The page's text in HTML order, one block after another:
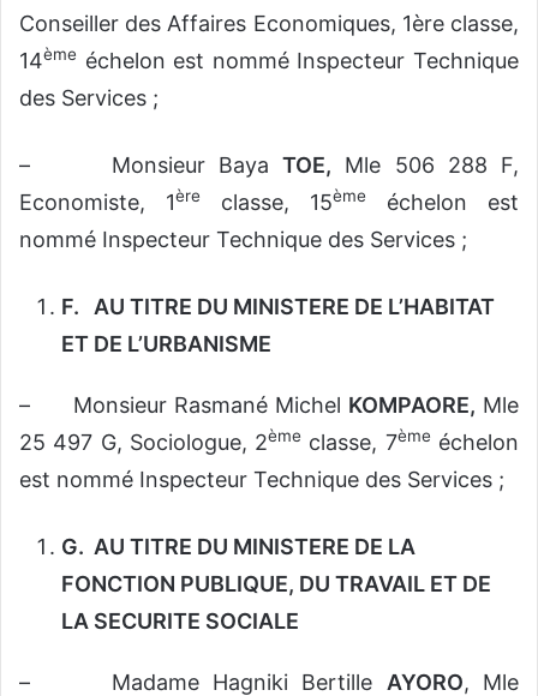
Conseiller des Affaires Economiques, 1ère classe,
14ème échelon est nommé Inspecteur Technique
des Services ;
– Monsieur Baya TOE, Mle 506 288 F,
Economiste, 1ère classe, 15ème
échelon est
nommé Inspecteur Technique des Services ;
F. AU TITRE DU MINISTERE DE L’HABITAT
ET DE L’URBANISME
– Monsieur Rasmané Michel KOMPAORE, Mle
25 497 G, Sociologue, 2ème classe, 7ème échelon
est nommé Inspecteur Technique des Services ;
G. AU TITRE DU MINISTERE DE LA
FONCTION PUBLIQUE, DU TRAVAIL ET DE
LA SECURITE SOCIALE
– Madame Hagniki Bertille AYORO, Mle